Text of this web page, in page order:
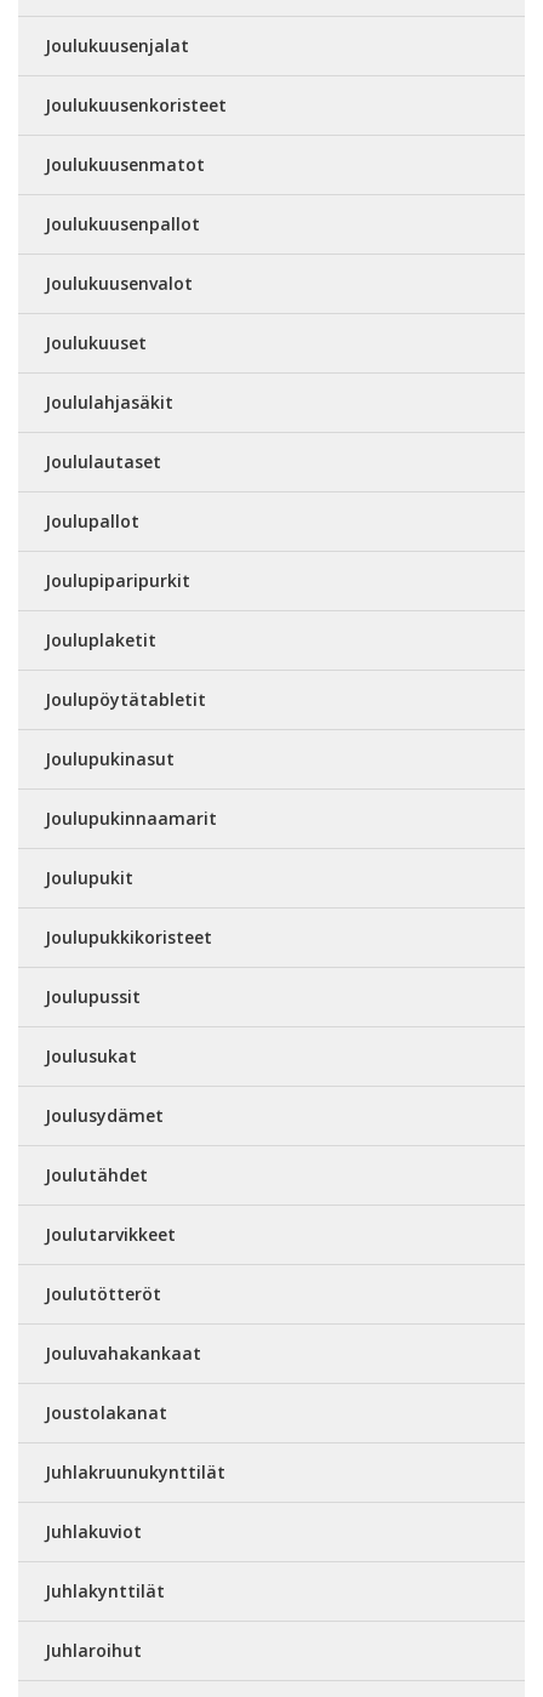
Joulukuusenjalat
Joulukuusenkoristeet
Joulukuusenmatot
Joulukuusenpallot
Joulukuusenvalot
Joulukuuset
Joululahjasäkit
Joululautaset
Joulupallot
Joulupiparipurkit
Jouluplaketit
Joulupöytätabletit
Joulupukinasut
Joulupukinnaamarit
Joulupukit
Joulupukkikoristeet
Joulupussit
Joulusukat
Joulusydämet
Joulutähdet
Joulutarvikkeet
Joulutötteröt
Jouluvahakankaat
Joustolakanat
Juhlakruunukynttilät
Juhlakuviot
Juhlakynttilät
Juhlaroihut